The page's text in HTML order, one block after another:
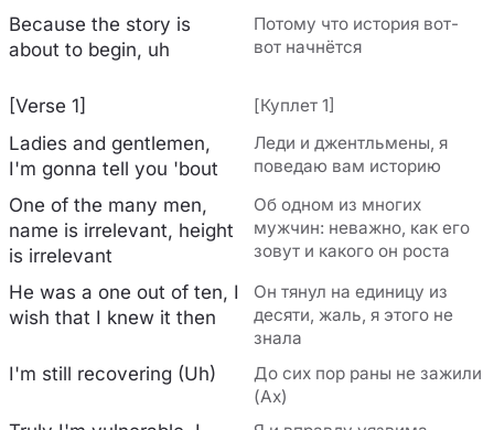
Because the story is
about to begin, uh
Потому что история вот-
вот начнётся
[Verse 1] [Куплет 1]
Ladies and gentlemen,
I'm gonna tell you 'bout
Леди и джентльмены, я
поведаю вам историю
One of the many men,
name is irrelevant, height
is irrelevant
Об одном из многих
мужчин: неважно, как его
зовут и какого он роста
He was a one out of ten, I
wish that I knew it then
Он тянул на единицу из
десяти, жаль, я этого не
знала
I'm still recovering (Uh)
До сих пор раны не зажили
(Ах)